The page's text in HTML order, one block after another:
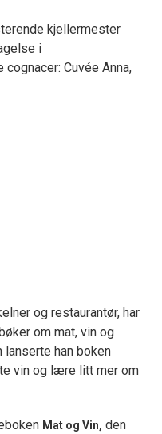
kjellermester
i
Cuvée Anna,
og restaurantør, har
om mat, vin og
han boken
vin og lære litt mer om
Mat og Vin, den